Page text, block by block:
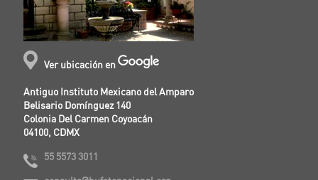
Ver ubicación en
Antiguo Instituto Mexicano del Amparo
Belisario Domínguez 140
Colonia Del Carmen Coyoacán
04100, CDMX
55 5573 3011